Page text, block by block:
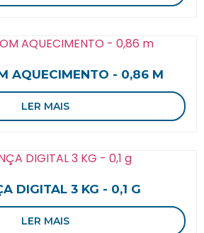
AQUECIMENTO - 0,86 M
LER MAIS
DIGITAL 3 KG - 0,1 G
LER MAIS